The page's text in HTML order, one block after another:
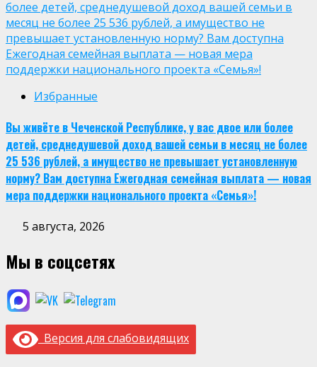
более детей, среднедушевой доход вашей семьи в
месяц не более 25 536 рублей, а имущество не
превышает установленную норму? Вам доступна
Ежегодная семейная выплата — новая мера
поддержки национального проекта «Семья»!
Избранные
Вы живёте в Чеченской Республике, у вас двое или более
детей, среднедушевой доход вашей семьи в месяц не более
25 536 рублей, а имущество не превышает установленную
норму? Вам доступна Ежегодная семейная выплата — новая
мера поддержки национального проекта «Семья»!
5 августа, 2026
Мы в соцсетях
Версия для слабовидящих